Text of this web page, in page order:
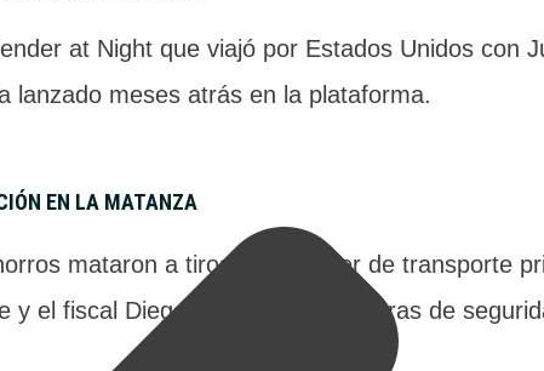
at Night que viajó por Estados Unidos con
lanzado meses atrás en la plataforma.
EN LA MATANZA
mataron a tiros a un chofer de transporte
y el fiscal Diego Rulli analiza cámaras de